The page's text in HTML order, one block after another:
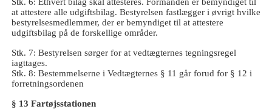
at attestere alle udgiftsbilag. Bestyrelsen fastlægger i øvrigt hvilke
bestyrelsesmedlemmer, der er bemyndiget til at attestere
udgiftsbilag på de forskellige områder.
Stk. 7: Bestyrelsen sørger for at vedtægternes tegningsregel
iagttages.
Stk. 8: Bestemmelserne i Vedtægternes § 11 går forud for § 12 i
forretningsordenen
§ 13 Fartøjsstationen